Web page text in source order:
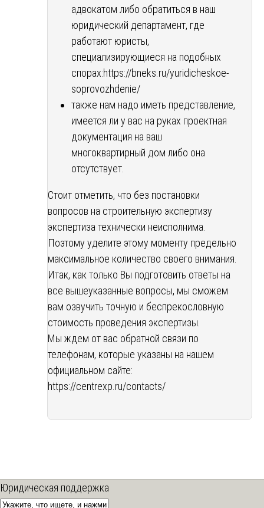
адвокатом либо обратиться в наш
юридический департамент, где
работают юристы,
специализирующиеся на подобных
спорах:https://bneks.ru/yuridicheskoe-
soprovozhdenie/
также нам надо иметь представление,
имеется ли у вас на руках проектная
документация на ваш
многоквартирный дом либо она
отсутствует.
Стоит отметить, что без постановки
вопросов на строительную экспертизу
экспертиза технически неисполнима.
Поэтому уделите этому моменту предельно
максимальное количество своего внимания.
Итак, как только Вы подготовить ответы на
все вышеуказанные вопросы, мы сможем
вам озвучить точную и беспрекословную
стоимость проведения экспертизы.
Мы ждем от вас обратной связи по
телефонам, которые указаны на нашем
официальном сайте:
https://centrexp.ru/contacts/
Юридическая поддержка